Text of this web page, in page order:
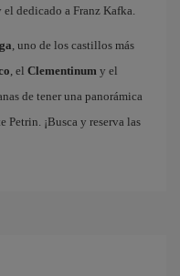
dedicado a Franz Kafka.
, uno de los castillos más
, el Clementinum y el
de tener una panorámica
Petrin. ¡Busca y reserva las